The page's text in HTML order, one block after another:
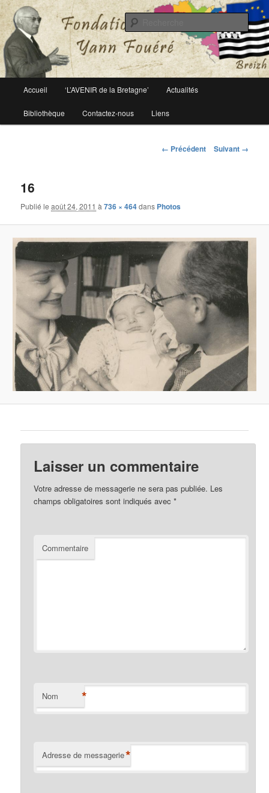
Fondation Yann Fouéré
Le site officiel de la fondation Yann Fouéré
principal
Aller
au
Accueil ‘L’AVENIR de la Bretagne’ Actualités
Bibliothèque Contactez-nous Liens
Navigation
← Précédent Suivant →
16
Publié leaoût 24, 2011 à736 × 464dans Photos
Laisser un commentaire
Votre adresse de messagerie ne sera pas publiée. Les
champs obligatoires sont indiqués avec*
Commentaire
Nom *
Adresse de messagerie*